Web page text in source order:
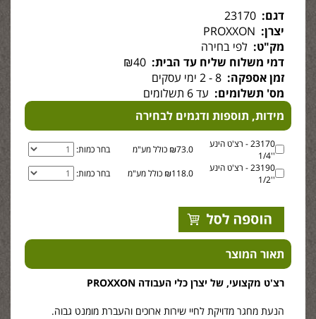
דגם:
יצרן:
מק"ט: לפי בחירה
דמי משלוח שליח עד הבית:
זמן אספקה:
מס' תשלומים: עד 6 תשלומים
מידות, תוספות ודגמים לבחירה
23170 - רצ'ט הינע
''1/4
₪73.0 כולל מע"מ
בחר כמות:
23190 - רצ'ט הינע
''1/2
₪118.0 כולל מע"מ בחר כמות:
תאור המוצר
רצ'ט מקצועי, של יצרן כלי העבודה PROXXON
הנעת מחגר מדויקת לחיי שירות ארוכים והעברת מומנט גבוה.